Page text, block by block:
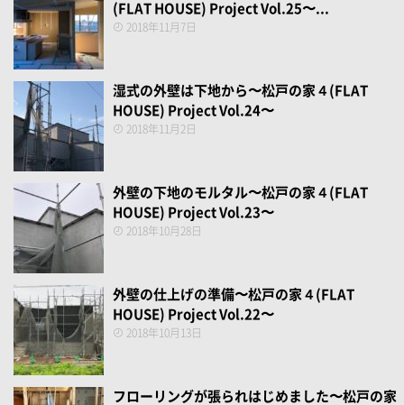
(FLAT HOUSE) Project Vol.25〜...
2018年11月7日
湿式の外壁は下地から〜松戸の家４(FLAT
HOUSE) Project Vol.24〜
2018年11月2日
外壁の下地のモルタル〜松戸の家４(FLAT
HOUSE) Project Vol.23〜
2018年10月28日
外壁の仕上げの準備〜松戸の家４(FLAT
HOUSE) Project Vol.22〜
2018年10月13日
フローリングが張られはじめました〜松戸の家